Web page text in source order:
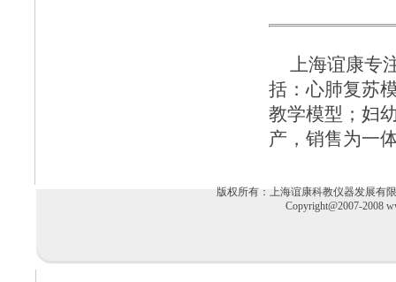
上海谊康专
括：心肺复苏
教学模型 ； 妇
产，销售为一
版权所有：上海谊康科教仪器发展有限
Copyright@2007-2008